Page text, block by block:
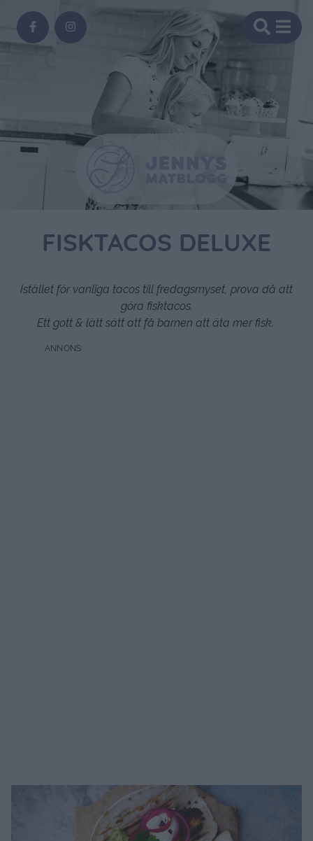
FISKTACOS DELUXE
Istället för vanliga tacos till fredagsmyset, prova då att
göra fisktacos.
Ett gott & lätt sätt att få barnen att äta mer fisk.